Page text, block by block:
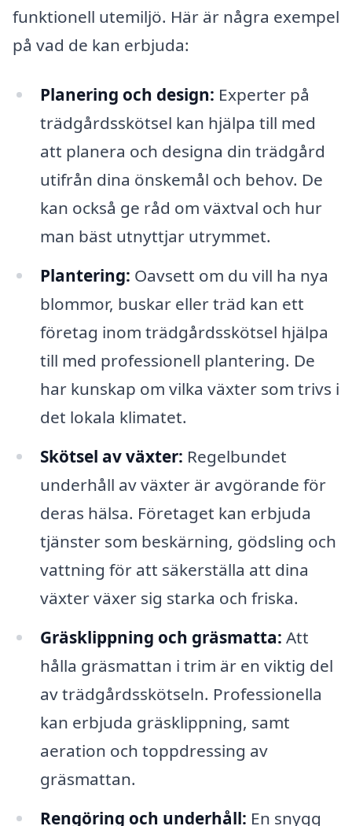
funktionell utemiljö. Här är några exempel
på vad de kan erbjuda:
Planering och design: Experter på
trädgårdsskötsel kan hjälpa till med
att planera och designa din trädgård
utifrån dina önskemål och behov. De
kan också ge råd om växtval och hur
man bäst utnyttjar utrymmet.
Plantering: Oavsett om du vill ha nya
blommor, buskar eller träd kan ett
företag inom trädgårdsskötsel hjälpa
till med professionell plantering. De
har kunskap om vilka växter som trivs i
det lokala klimatet.
Skötsel av växter: Regelbundet
underhåll av växter är avgörande för
deras hälsa. Företaget kan erbjuda
tjänster som beskärning, gödsling och
vattning för att säkerställa att dina
växter växer sig starka och friska.
Gräsklippning och gräsmatta: Att
hålla gräsmattan i trim är en viktig del
av trädgårdsskötseln. Professionella
kan erbjuda gräsklippning, samt
aeration och toppdressing av
gräsmattan.
Rengöring och underhåll: En snygg